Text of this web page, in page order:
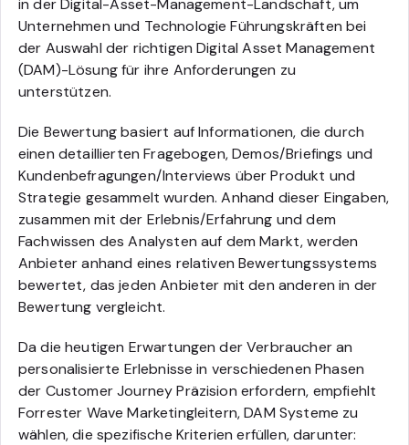
in der Digital-Asset-Management-Landschaft, um
Unternehmen und Technologie Führungskräften bei
der Auswahl der richtigen Digital Asset Management
(DAM)-Lösung für ihre Anforderungen zu
unterstützen.
Die Bewertung basiert auf Informationen, die durch
einen detaillierten Fragebogen, Demos/Briefings und
Kundenbefragungen/Interviews über Produkt und
Strategie gesammelt wurden. Anhand dieser Eingaben,
zusammen mit der Erlebnis/Erfahrung und dem
Fachwissen des Analysten auf dem Markt, werden
Anbieter anhand eines relativen Bewertungssystems
bewertet, das jeden Anbieter mit den anderen in der
Bewertung vergleicht.
Da die heutigen Erwartungen der Verbraucher an
personalisierte Erlebnisse in verschiedenen Phasen
der Customer Journey Präzision erfordern, empfiehlt
Forrester Wave Marketingleitern, DAM Systeme zu
wählen, die spezifische Kriterien erfüllen, darunter: